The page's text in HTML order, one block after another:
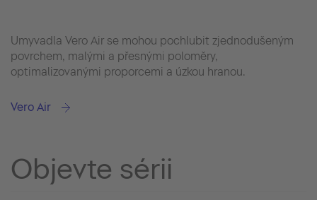
Umyvadla Vero Air se mohou pochlubit zjednodušeným
povrchem, malými a přesnými poloměry,
optimalizovanými proporcemi a úzkou hranou.
Vero Air
Objevte sérii